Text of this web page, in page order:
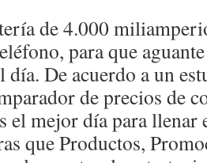
de 4.000
para que
día. De acuerdo a un
de precios de
el mejor día para
que Productos,